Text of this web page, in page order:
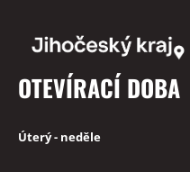
OTEVÍRACÍ DOBA
Úterý - neděle